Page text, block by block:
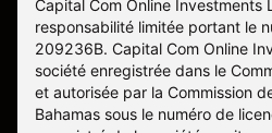
Capital Com Online Investments
responsabilité limitée portant le
209236B. Capital Com Online
société enregistrée dans le
et autorisée par la Commission
Bahamas sous le numéro de